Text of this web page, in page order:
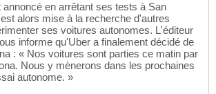
en arrêtant ses tests à San
alors mise à la recherche d'autres
ses voitures autonomes. L'éditeur
informe qu'Uber a finalement décidé de
: « Nos voitures sont parties ce matin par
Nous y mènerons dans les prochaines
autonome. »